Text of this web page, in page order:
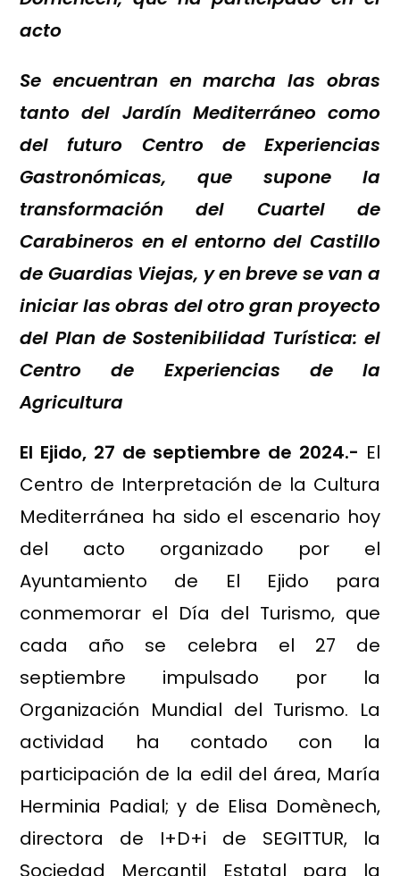
acto
Se encuentran en marcha las obras
tanto del Jardín Mediterráneo como
del futuro Centro de Experiencias
Gastronómicas, que supone la
transformación del Cuartel de
Carabineros en el entorno del Castillo
de Guardias Viejas, y en breve se van a
iniciar las obras del otro gran proyecto
del Plan de Sostenibilidad Turística: el
Centro de Experiencias de la
Agricultura
El Ejido, 27 de septiembre de 2024.- El
Centro de Interpretación de la Cultura
Mediterránea ha sido el escenario hoy
del acto organizado por el
Ayuntamiento de El Ejido para
conmemorar el Día del Turismo, que
cada año se celebra el 27 de
septiembre impulsado por la
Organización Mundial del Turismo. La
actividad ha contado con la
participación de la edil del área, María
Herminia Padial; y de Elisa Domènech,
directora de I+D+i de SEGITTUR, la
Sociedad Mercantil Estatal para la